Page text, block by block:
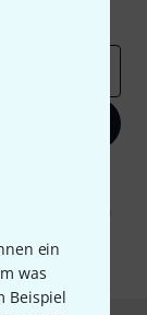
ein
was
Beispiel
finden Sie in